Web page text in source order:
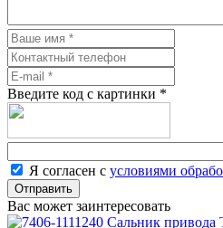
Введите код с картинки *
Я согласен с условиями
Отправить
Вас может заинтересовать